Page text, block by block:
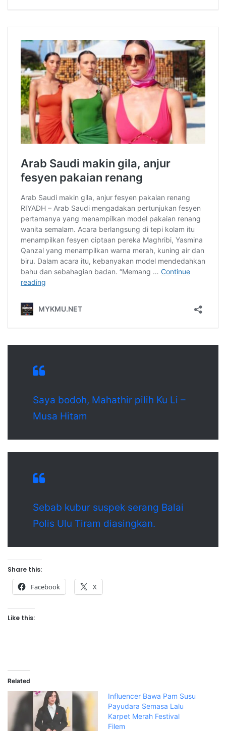
Saya bodoh, Mahathir pilih Ku Li –
Musa Hitam
Sebab kubur suspek serang Balai
Polis Ulu Tiram diasingkan.
Share this:
Facebook X
Like this:
Related
Influencer Bawa Pam Susu
Payudara Semasa Lalu
Karpet Merah Festival
Filem